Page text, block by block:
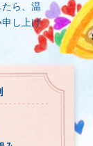
ら、温
し上げ